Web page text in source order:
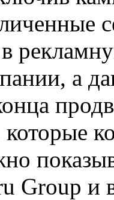
а
которые
Group и